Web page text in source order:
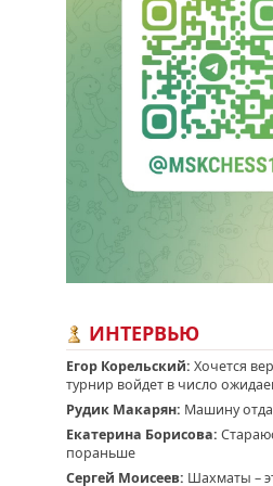
ИНТЕРВЬЮ
Егор Корельский: Хочется
турнир войдет в число
Рудик Макарян: Машину
Екатерина Борисова:
пораньше
Сергей Моисеев: Шахматы –